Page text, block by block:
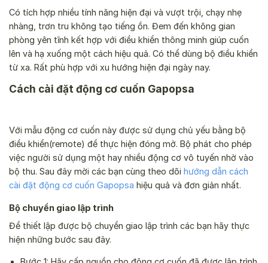
Có tích hợp nhiều tính năng hiện đại và vượt trội, chạy nhẹ
nhàng, trơn tru không tạo tiếng ồn. Đem đến không gian
phòng yên tĩnh kết hợp với điều khiển thông minh giúp cuốn
lên và hạ xuống một cách hiệu quả. Có thể dùng bộ điều khiển
từ xa. Rất phù hợp với xu hướng hiện đại ngày nay.
Cách cài đặt động cơ cuốn Gapopsa
Với mẫu động cơ cuốn này được sử dụng chủ yếu bằng bộ
điều khiển(remote) để thực hiện đóng mở. Bộ phát cho phép
việc người sử dụng một hay nhiều động cơ vô tuyến nhờ vào
bộ thu. Sau đây mời các bạn cùng theo dõi hướng dẫn cách
cài đặt động cơ cuốn Gapopsa hiệu quả và đơn giản nhất.
Bộ chuyển giao lập trình
Để thiết lập được bộ chuyển giao lập trình các bạn hãy thực
hiện những bước sau đây.